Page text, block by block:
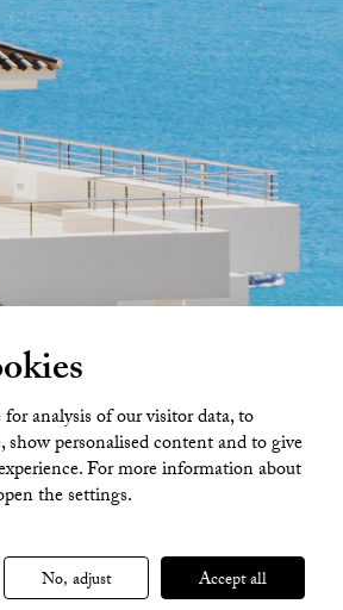
dig att uppfylla
en bostad i
kan ibland vara krångligt. Med
analysis of our visitor data, to
show personalised content and to give
For more information about
the settings.
No, adjust Accept all